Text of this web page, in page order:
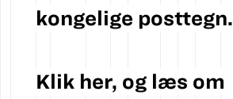
kongelige posttegn.
Klik her, og læs om